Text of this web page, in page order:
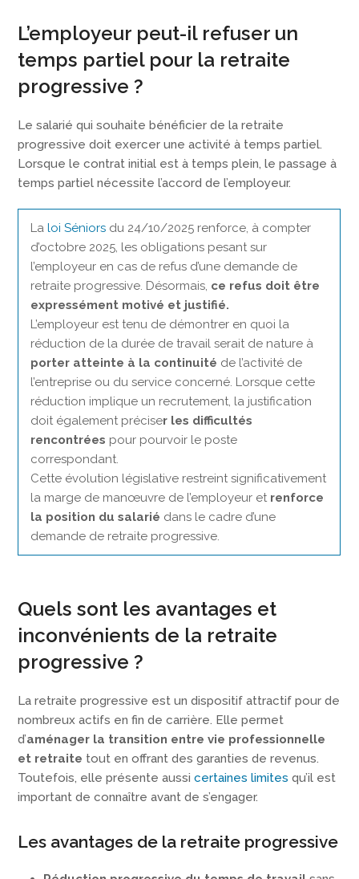
L’employeur peut-il refuser un
temps partiel pour la retraite
progressive ?
Le salarié qui souhaite bénéficier de la retraite
progressive doit exercer une activité à temps partiel.
Lorsque le contrat initial est à temps plein, le passage à
temps partiel nécessite l’accord de l’employeur.
Laloi Séniors du 24/10/2025 renforce, à compter
d’octobre 2025, les obligations pesant sur
l’employeur en cas de refus d’une demande de
retraite progressive. Désormais, ce refus doit être
expressément motivé et justifié.
L’employeur est tenu de démontrer en quoi la
réduction de la durée de travail serait de nature à
porter atteinte à la continuité de l’activité de
l’entreprise ou du service concerné. Lorsque cette
réduction implique un recrutement, la justification
doit également préciser les difficultés
rencontrées pour pourvoir le poste
correspondant.
Cette évolution législative restreint significativement
la marge de manœuvre de l’employeur et renforce
la position du salarié dans le cadre d’une
demande de retraite progressive.
Quels sont les avantages et
inconvénients de la retraite
progressive ?
La retraite progressive est un dispositif attractif pour de
nombreux actifs en fin de carrière. Elle permet
d’aménager la transition entre vie professionnelle
et retraite tout en offrant des garanties de revenus.
Toutefois, elle présente aussicertaines limites qu’il est
important de connaître avant de s’engager.
Les avantages de la retraite progressive